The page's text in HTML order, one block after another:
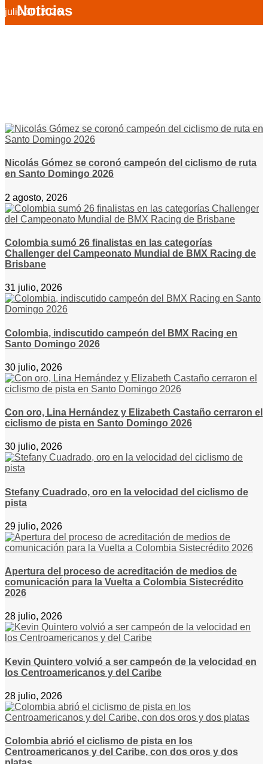
julio 30, 2026
Noticias
Nicolás Gómez se coronó campeón del ciclismo de ruta
en Santo Domingo 2026
2 agosto, 2026
Colombia sumó 26 finalistas en las categorías
Challenger del Campeonato Mundial de BMX Racing de
Brisbane
31 julio, 2026
Colombia, indiscutido campeón del BMX Racing en
Santo Domingo 2026
30 julio, 2026
Con oro, Lina Hernández y Elizabeth Castaño cerraron el
ciclismo de pista en Santo Domingo 2026
30 julio, 2026
Stefany Cuadrado, oro en la velocidad del ciclismo de
pista
29 julio, 2026
Apertura del proceso de acreditación de medios de
comunicación para la Vuelta a Colombia Sistecrédito
2026
28 julio, 2026
Kevin Quintero volvió a ser campeón de la velocidad en
los Centroamericanos y del Caribe
28 julio, 2026
Colombia abrió el ciclismo de pista en los
Centroamericanos y del Caribe, con dos oros y dos